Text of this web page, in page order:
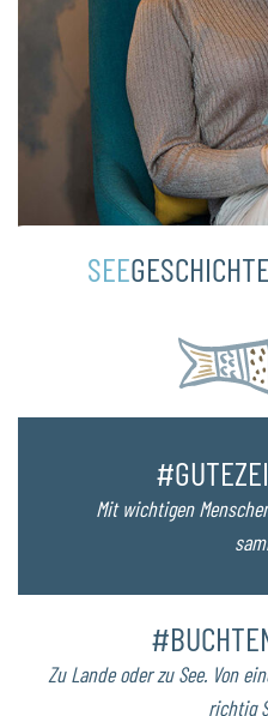
SEE
Mit wichtigen
Zu Lande oder zu See. Von
richtig